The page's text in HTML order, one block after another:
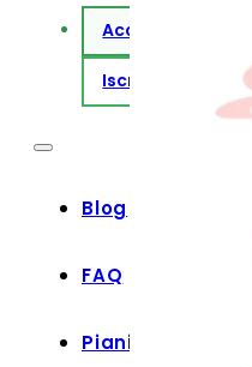
Accedi
Iscriviti Ora
Blog
FAQ
Piani